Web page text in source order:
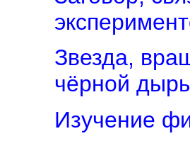
Звезда,
чёрной
Изучение